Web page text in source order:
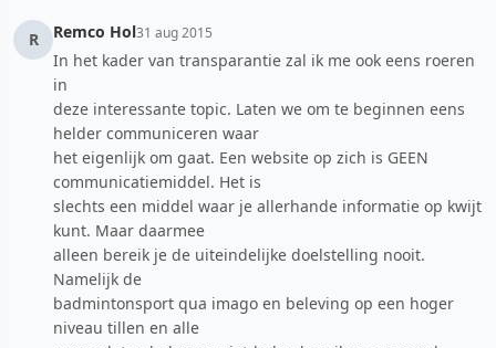
R Remco Hol31 aug 2015
In het kader van transparantie zal ik me ook eens roeren
in
deze interessante topic. Laten we om te beginnen eens
helder communiceren waar
het eigenlijk om gaat. Een website op zich is GEEN
communicatiemiddel. Het is
slechts een middel waar je allerhande informatie op kwijt
kunt. Maar daarmee
alleen bereik je de uiteindelijke doelstelling nooit.
Namelijk de
badmintonsport qua imago en beleving op een hoger
niveau tillen en alle